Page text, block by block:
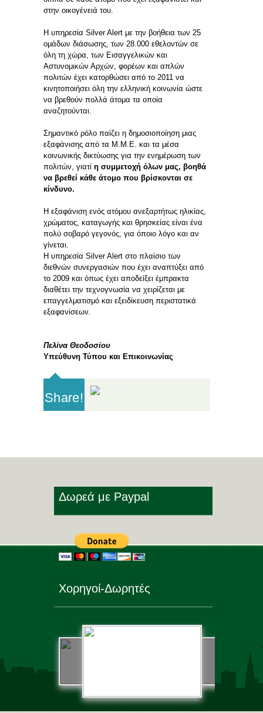
στην οικογένειά του.
Η υπηρεσία Silver Alert με την βοήθεια των 25
ομάδων διάσωσης, των 28.000 εθελοντών σε
όλη τη χώρα, των Εισαγγελικών και
Αστυνομικών Αρχών, φορέων και απλών
πολιτών έχει κατορθώσει από το 2011 να
κινητοποιήσει όλη την ελληνική κοινωνία ώστε
να βρεθούν πολλά άτομα τα οποία
αναζητούνται.
Σημαντικό ρόλο παίζει η δημοσιοποίηση μιας
εξαφάνισης από τα Μ.Μ.Ε. και τα μέσα
κοινωνικής δικτύωσης για την ενημέρωση των
πολιτών, γιατί η συμμετοχή όλων μας, βοηθά
να βρεθεί κάθε άτομο που βρίσκονται σε
κίνδυνο.
Η εξαφάνιση ενός ατόμου ανεξαρτήτως ηλικίας,
χρώματος, καταγωγής και θρησκείας είναι ένα
πολύ σοβαρό γεγονός, για όποιο λόγο και αν
γίνεται.
Η υπηρεσία Silver Alert στο πλαίσιο των
διεθνών συνεργασιών που έχει αναπτύξει από
το 2009 και όπως έχει αποδείξει έμπρακτα
διαθέτει την τεχνογνωσία να χειρίζεται με
επαγγελματισμό και εξειδίκευση περιστατικά
εξαφανίσεων.
Πελίνα Θεοδοσίου
Υπεύθυνη Τύπου και Επικοινωνίας
Share!
Δωρεά με Paypal
Χορηγοί-Δωρητές